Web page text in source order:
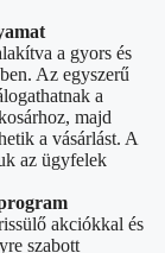
a gyors és
Az egyszerű
a
majd
a vásárlást. A
az ügyfelek
akciókkal és
szabott